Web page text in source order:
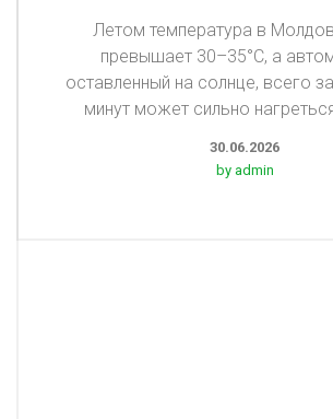
Летом температура в
превышает 30–35°C, а
оставленный на солнце, всего
минут может сильно
30.06.2026
by admin